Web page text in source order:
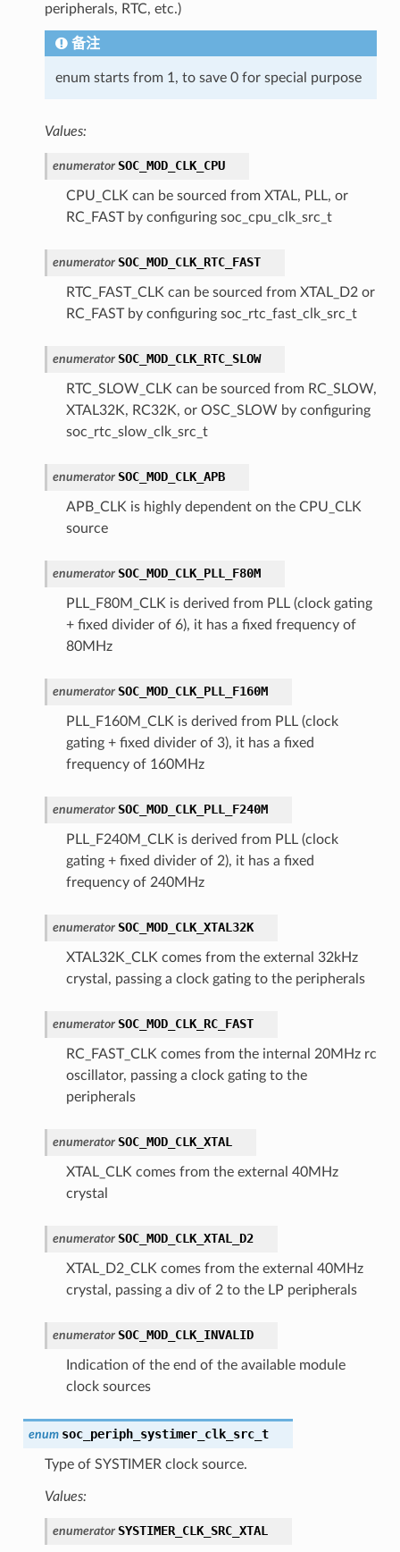
peripherals, RTC, etc.)
备注
enum starts from 1, to save 0 for special purpose
Values:
enumerator SOC_MOD_CLK_CPU
CPU_CLK can be sourced from XTAL, PLL, or
RC_FAST by configuring soc_cpu_clk_src_t
enumerator SOC_MOD_CLK_RTC_FAST
RTC_FAST_CLK can be sourced from XTAL_D2 or
RC_FAST by configuring soc_rtc_fast_clk_src_t
enumerator SOC_MOD_CLK_RTC_SLOW
RTC_SLOW_CLK can be sourced from RC_SLOW,
XTAL32K, RC32K, or OSC_SLOW by configuring
soc_rtc_slow_clk_src_t
enumerator SOC_MOD_CLK_APB
APB_CLK is highly dependent on the CPU_CLK
source
enumerator SOC_MOD_CLK_PLL_F80M
PLL_F80M_CLK is derived from PLL (clock gating
+ fixed divider of 6), it has a fixed frequency of
80MHz
enumerator SOC_MOD_CLK_PLL_F160M
PLL_F160M_CLK is derived from PLL (clock
gating + fixed divider of 3), it has a fixed
frequency of 160MHz
enumerator SOC_MOD_CLK_PLL_F240M
PLL_F240M_CLK is derived from PLL (clock
gating + fixed divider of 2), it has a fixed
frequency of 240MHz
enumerator SOC_MOD_CLK_XTAL32K
XTAL32K_CLK comes from the external 32kHz
crystal, passing a clock gating to the peripherals
enumerator SOC_MOD_CLK_RC_FAST
RC_FAST_CLK comes from the internal 20MHz rc
oscillator, passing a clock gating to the
peripherals
enumerator SOC_MOD_CLK_XTAL
XTAL_CLK comes from the external 40MHz
crystal
enumerator SOC_MOD_CLK_XTAL_D2
XTAL_D2_CLK comes from the external 40MHz
crystal, passing a div of 2 to the LP peripherals
enumerator SOC_MOD_CLK_INVALID
Indication of the end of the available module
clock sources
enum soc_periph_systimer_clk_src_t
Type of SYSTIMER clock source.
Values:
enumerator SYSTIMER_CLK_SRC_XTAL